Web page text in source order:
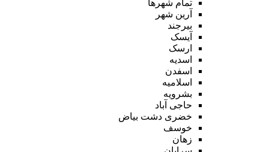
تمام شهر‌ها
آرین شهر
بیرجند
آیسک
ارسک
اسدیه
اسفدن
اسلامیه
بشرویه
حاجی آباد
خضری دشت بیاض
خوسف
زهان